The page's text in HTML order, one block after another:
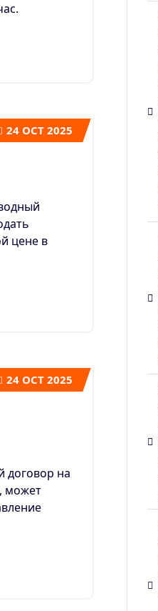
24OCT 2025
цене в
24OCT 2025
договор на
может